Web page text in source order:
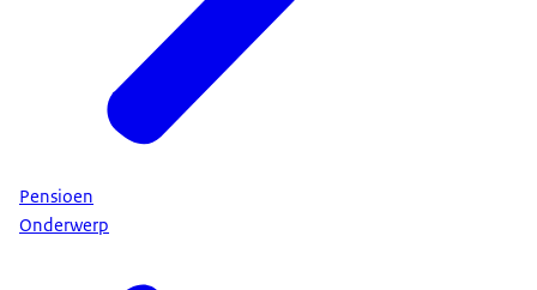
Pensioen
Onderwerp